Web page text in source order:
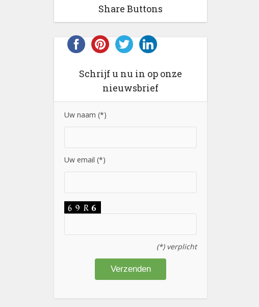
Share Buttons
Schrijf u nu in op onze
nieuwsbrief
Uw naam (*)
Uw email (*)
(*) verplicht